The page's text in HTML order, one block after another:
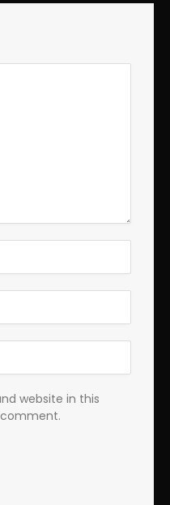
website in this